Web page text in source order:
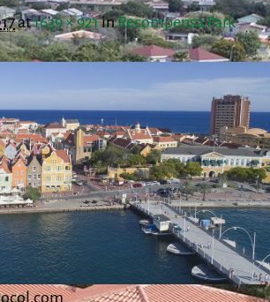
at1639 × 921inRecompensa Park